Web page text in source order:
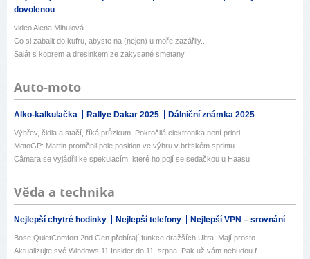
dovolenou
video Alena Mihulová
Co si zabalit do kufru, abyste na (nejen) u moře zazářily...
Salát s koprem a dresinkem ze zakysané smetany
Auto-moto
Alko-kalkulačka Rallye Dakar 2025 Dálniční známka 2025
Výhřev, čidla a stačí, říká průzkum. Pokročilá elektronika není priori...
MotoGP: Martin proměnil pole position ve výhru v britském sprintu
Câmara se vyjádřil ke spekulacím, které ho pojí se sedačkou u Haasu
Věda a technika
Nejlepší chytré hodinky Nejlepší telefony Nejlepší VPN – srovnání
Bose QuietComfort 2nd Gen přebírají funkce dražších Ultra. Mají prosto...
Aktualizujte své Windows 11 Insider do 11. srpna. Pak už vám nebudou f...